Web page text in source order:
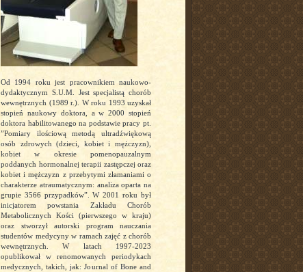
Od 1994 roku jest pracownikiem naukowo-
dydaktycznym S.U.M. Jest specjalistą chorób
wewnętrznych (1989 r.). W roku 1993 uzyskał
stopień naukowy doktora, a w 2000 stopień
doktora habilitowanego na podstawie pracy pt.
”Pomiary ilościową metodą ultradźwiękową
osób zdrowych (dzieci, kobiet i mężczyzn),
kobiet w okresie pomenopauzalnym
poddanych hormonalnej terapii zastępczej oraz
kobiet i mężczyzn z przebytymi złamaniami o
charakterze atraumatycznym: analiza oparta na
grupie 3566 przypadków”. W 2001 roku był
inicjatorem powstania Zakładu Chorób
Metabolicznych Kości (pierwszego w kraju)
oraz stworzył autorski program nauczania
studentów medycyny w ramach zajęć z chorób
wewnętrznych. W latach 1997-2023
opublikował w renomowanych periodykach
medycznych, takich, jak: Journal of Bone and